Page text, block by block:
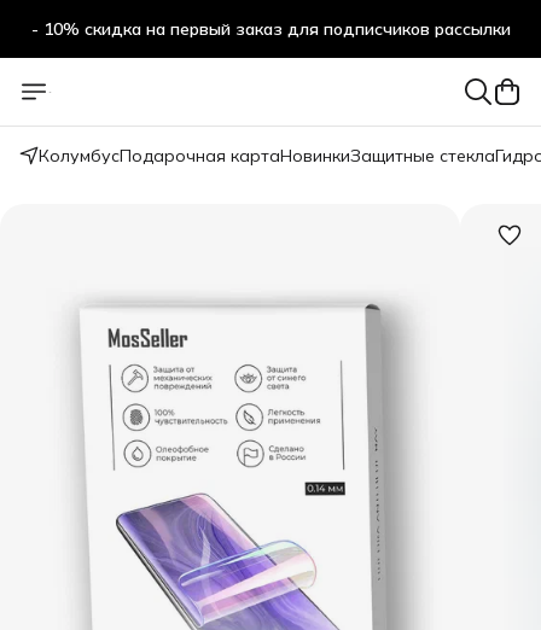
- 10% скидка на первый заказ для подписчиков рассылки
КолумбусПодарочная картаНовинкиЗащитные стекла